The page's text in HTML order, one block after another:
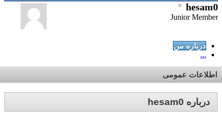
hesam0
Junior Member
درباره من
...
اطلاعات عمومی
درباره hesam0